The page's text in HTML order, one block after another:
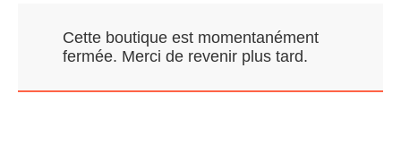
Prendre RDV
Nos Marques
Cette boutique est momentanément
fermée. Merci de revenir plus tard.